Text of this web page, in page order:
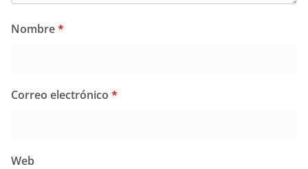
Nombre*
Correo electrónico *
Web